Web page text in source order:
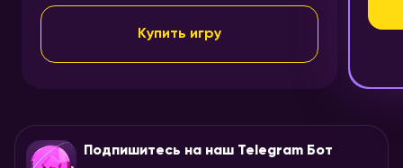
Купить игру
Подпишитесь на наш Telegram Бот